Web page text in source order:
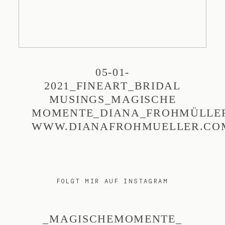
05-01-
2021_FINEART_BRIDAL
MUSINGS_MAGISCHE
FOLGT MIR AUF INSTAGRAM
_MAGISCHEMOMENTE_